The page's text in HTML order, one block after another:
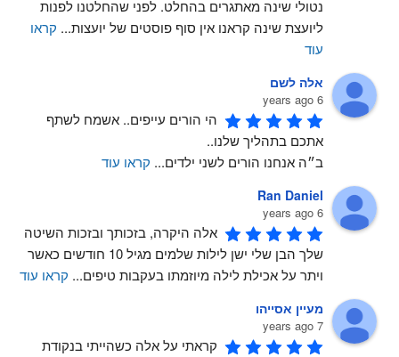
ליועצת שינה קראנו אין סוף פוסטים של יועצות... קראו
עוד
אלה לשם
6 years ago
אתכם בתהליך שלנו..
ב״ה אנחנו הורים לשני ילדים... קראו עוד
Ran Daniel
6 years ago
ויתר על אכילת לילה מיוזמתו בעקבות טיפים... קראו עוד
מעיין אסייהו
7 years ago